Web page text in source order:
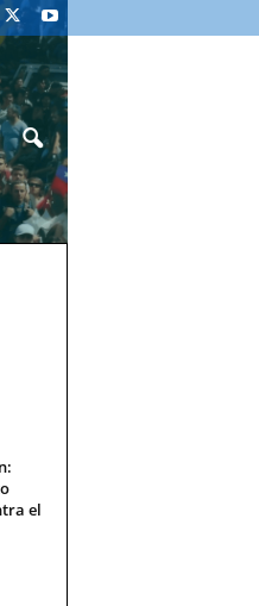
el